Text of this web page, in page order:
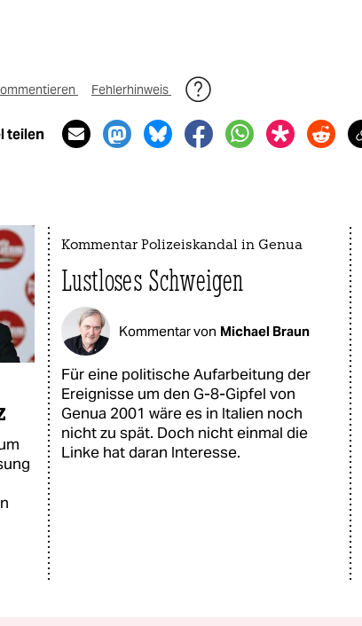
Fehlerhinweis
teilen
Kommentar Polizeiskandal in Genua
Lustloses Schweigen
Kommentar von Michael Braun
Für eine politische Aufarbeitung der
Ereignisse um den G-8-Gipfel von
Genua 2001 wäre es in Italien noch
nicht zu spät. Doch nicht einmal die
Linke hat daran Interesse.